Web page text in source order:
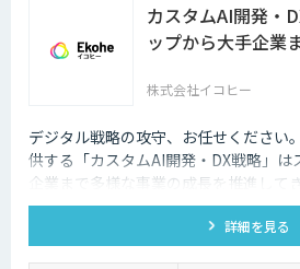
カスタムAI開発・
ップから大手企業
株式会社イコヒー
デジタル戦略の攻守、お任せください
供する「カスタムAI開発・DX戦略」
企業まで多様な事業の成長を推進して
ングから開発、データ基盤構築まで、
詳細を見る